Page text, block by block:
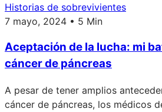
Historias de sobrevivientes
7 mayo, 2024 • 5 Min
Aceptación de la lucha: mi
cáncer de páncreas
A pesar de tener amplios
cáncer de páncreas, los médicos